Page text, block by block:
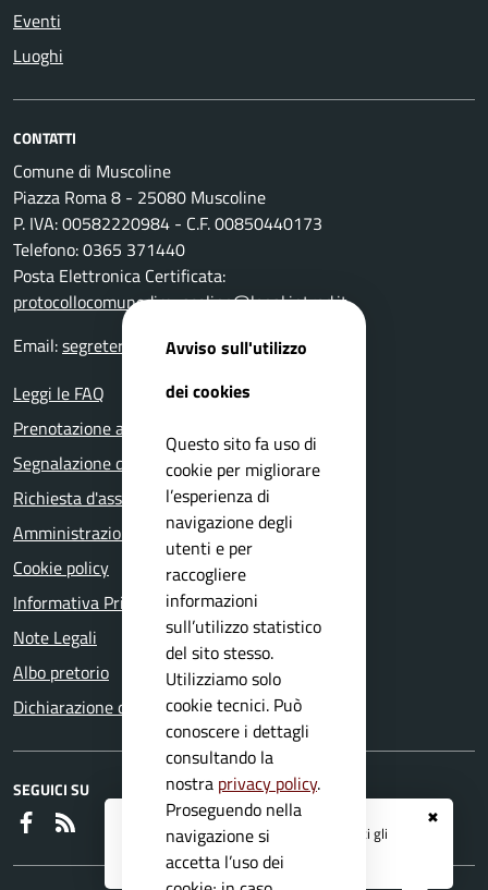
✖
Registrati ai serviziAPP IO
e ricevi tutti gli
aggiornamenti dall'Ente
Eventi
Luoghi
CONTATTI
Comune di Muscoline
Piazza Roma 8 - 25080 Muscoline
P. IVA: 00582220984 - C.F. 00850440173
Telefono: 0365 371440
Posta Elettronica Certificata:
protocollocomunedimuscoline@legal.intred.it
Email:segreteria@comune.muscoline.bs.it
Leggi le FAQ
Prenotazione appuntamento
Segnalazione disservizio
Richiesta d'assistenza
Amministrazione trasparente
Cookie policy
Informativa Privacy
Note Legali
Albo pretorio
Dichiarazione di accessibilità
SEGUICI SU
Faceboook
Avviso sull'utilizzo
dei cookies
Questo sito fa uso di
cookie per migliorare
l’esperienza di
navigazione degli
utenti e per
raccogliere
informazioni
sull’utilizzo statistico
del sito stesso.
Utilizziamo solo
cookie tecnici. Può
conoscere i dettagli
consultando la
nostra privacy policy.
Proseguendo nella
navigazione si
accetta l’uso dei